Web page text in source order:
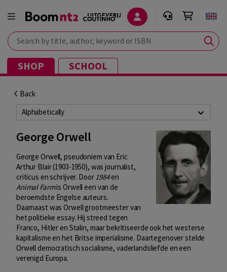
Search by title, author, keyword or ISBN
SHOP SCHOOL
Back
Alphabetically
George Orwell
George Orwell, pseudoniem van Eric
Arthur Blair (1903-1950), was journalist,
criticus en schrijver. Door1984en
Animal Farmis Orwell een van de
beroemdste Engelse auteurs.
Daarnaast was Orwell grootmeester van
het politieke essay. Hij streed tegen
Franco, Hitler en Stalin, maar bekritiseerde ook het westerse
kapitalisme en het Britse imperialisme. Daartegenover stelde
Orwell democratisch socialisme, vaderlandsliefde en een
verenigd Europa.